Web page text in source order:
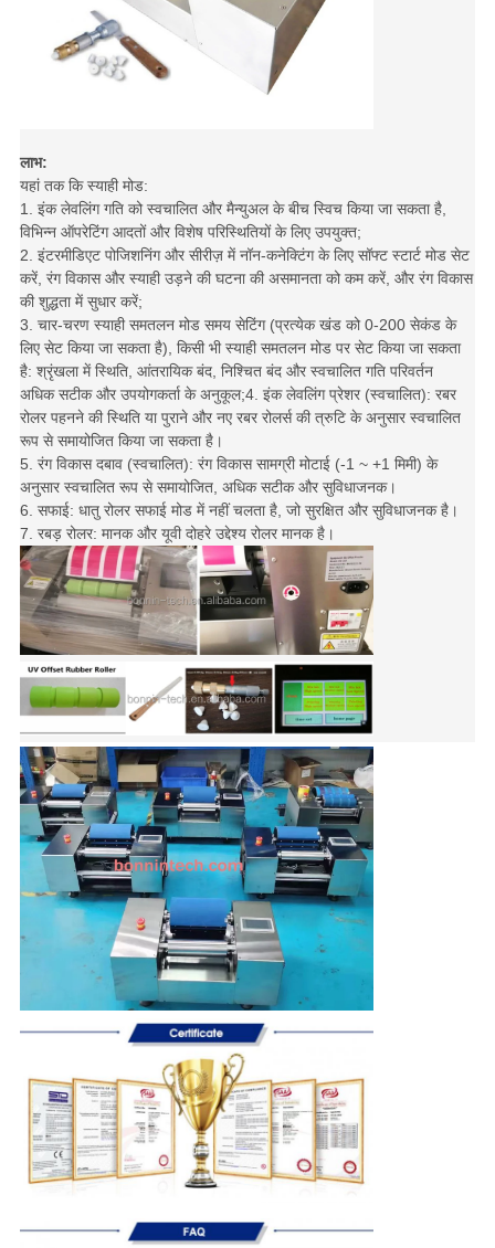
लाभ:
यहां तक ​​कि स्याही मोड:
1. इंक लेवलिंग गति को स्वचालित और मैन्युअल के बीच स्विच किया जा सकता है,
विभिन्न ऑपरेटिंग आदतों और विशेष परिस्थितियों के लिए उपयुक्त;
2. इंटरमीडिएट पोजिशनिंग और सीरीज़ में नॉन-कनेक्टिंग के लिए सॉफ्ट स्टार्ट मोड सेट
करें, रंग विकास और स्याही उड़ने की घटना की असमानता को कम करें, और रंग विकास
की शुद्धता में सुधार करें;
3. चार-चरण स्याही समतलन मोड समय सेटिंग (प्रत्येक खंड को 0-200 सेकंड के
लिए सेट किया जा सकता है), किसी भी स्याही समतलन मोड पर सेट किया जा सकता
है: श्रृंखला में स्थिति, आंतरायिक बंद, निश्चित बंद और स्वचालित गति परिवर्तन
अधिक सटीक और उपयोगकर्ता के अनुकूल;4. इंक लेवलिंग प्रेशर (स्वचालित): रबर
रोलर पहनने की स्थिति या पुराने और नए रबर रोलर्स की त्रुटि के अनुसार स्वचालित
रूप से समायोजित किया जा सकता है।
5. रंग विकास दबाव (स्वचालित): रंग विकास सामग्री मोटाई (-1 ~ +1 मिमी) के
अनुसार स्वचालित रूप से समायोजित, अधिक सटीक और सुविधाजनक।
6. सफाई: धातु रोलर सफाई मोड में नहीं चलता है, जो सुरक्षित और सुविधाजनक है।
7. रबड़ रोलर: मानक और यूवी दोहरे उद्देश्य रोलर मानक है।